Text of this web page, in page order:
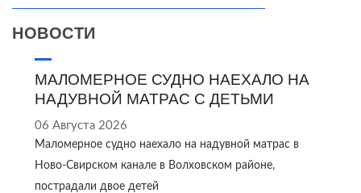
НОВОСТИ
МАЛОМЕРНОЕ СУДНО НАЕХАЛО НА
НАДУВНОЙ МАТРАС С ДЕТЬМИ
06 Августа 2026
Маломерное судно наехало на надувной матрас в
Ново‑Свирском канале в Волховском районе,
пострадали двое детей